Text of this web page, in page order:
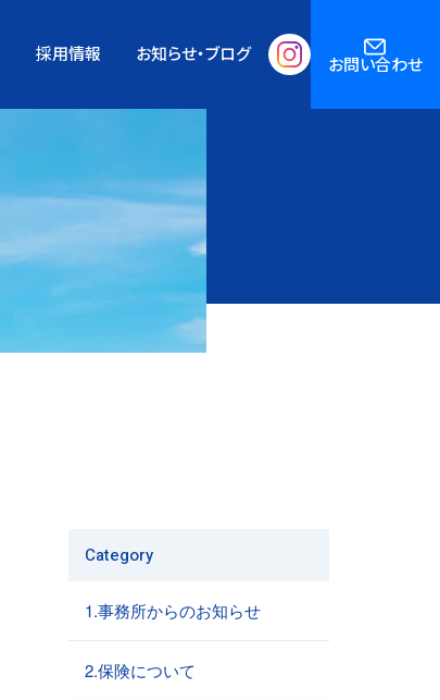
採用情報 お知らせ・ブログ お問い合わせ
Category
1.事務所からのお知らせ
2.保険について